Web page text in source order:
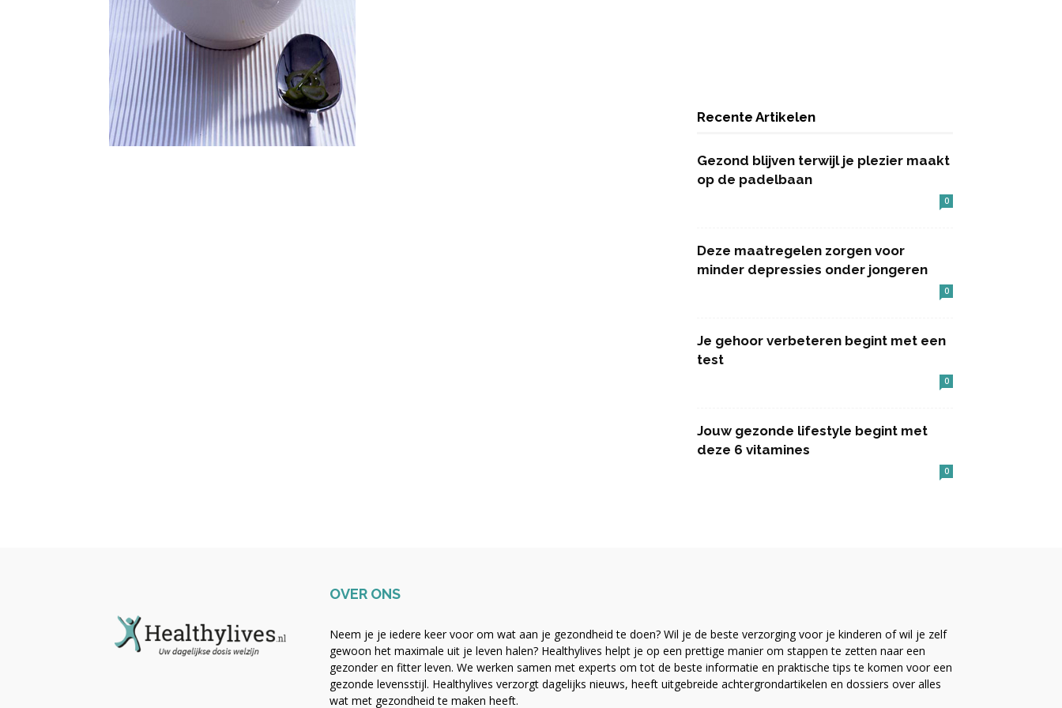
Recente Artikelen
Gezond blijven terwijl je plezier maakt
op de padelbaan
0
Deze maatregelen zorgen voor
minder depressies onder jongeren
0
Je gehoor verbeteren begint met een
test
0
Jouw gezonde lifestyle begint met
deze 6 vitamines
0
OVER ONS
Neem je je iedere keer voor om wat aan je gezondheid te doen? Wil je de beste verzorging voor je kinderen of wil je zelf
gewoon het maximale uit je leven halen? Healthylives helpt je op een prettige manier om stappen te zetten naar een
gezonder en fitter leven. We werken samen met experts om tot de beste informatie en praktische tips te komen voor een
gezonde levensstijl. Healthylives verzorgt dagelijks nieuws, heeft uitgebreide achtergrondartikelen en dossiers over alles
wat met gezondheid te maken heeft.